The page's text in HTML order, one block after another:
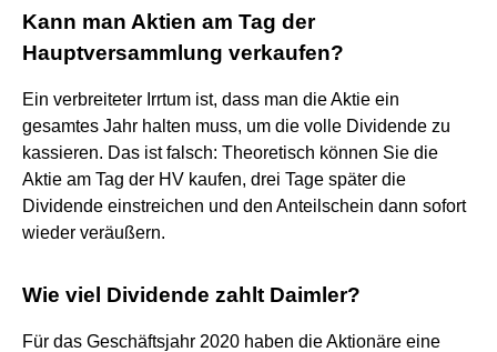
Kann man Aktien am Tag der
Hauptversammlung verkaufen?
Ein verbreiteter Irrtum ist, dass man die Aktie ein
gesamtes Jahr halten muss, um die volle Dividende zu
kassieren. Das ist falsch: Theoretisch können Sie die
Aktie am Tag der HV kaufen, drei Tage später die
Dividende einstreichen und den Anteilschein dann sofort
wieder veräußern.
Wie viel Dividende zahlt Daimler?
Für das Geschäftsjahr 2020 haben die Aktionäre eine